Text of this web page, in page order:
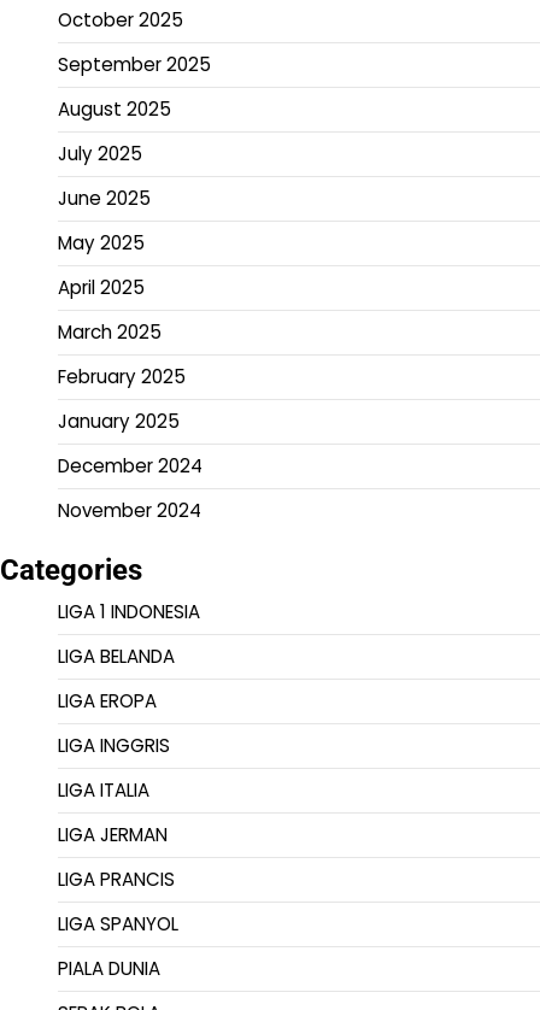
October 2025
September 2025
August 2025
July 2025
June 2025
May 2025
April 2025
March 2025
February 2025
January 2025
December 2024
November 2024
Categories
LIGA 1 INDONESIA
LIGA BELANDA
LIGA EROPA
LIGA INGGRIS
LIGA ITALIA
LIGA JERMAN
LIGA PRANCIS
LIGA SPANYOL
PIALA DUNIA